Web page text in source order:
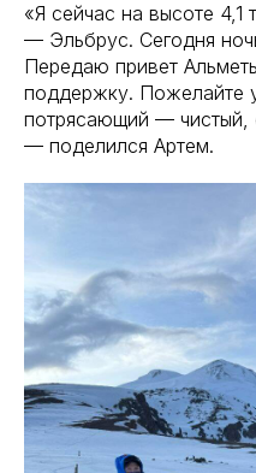
«Я сейчас на высоте
— Эльбрус. Сегодня
Передаю привет
поддержку. Пожелайте
потрясающий — чистый,
— поделился Артем.